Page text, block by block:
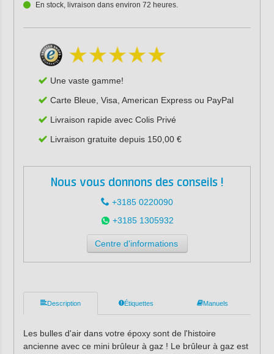
En stock, livraison dans environ 72 heures.
Une vaste gamme!
Carte Bleue, Visa, American Express ou PayPal
Livraison rapide avec Colis Privé
Livraison gratuite depuis 150,00 €
Nous vous donnons des conseils !
+3185 0220090
+3185 1305932
Centre d'informations
Description Étiquettes Manuels
Les bulles d'air dans votre époxy sont de l'histoire
ancienne avec ce mini brûleur à gaz ! Le brûleur à gaz est